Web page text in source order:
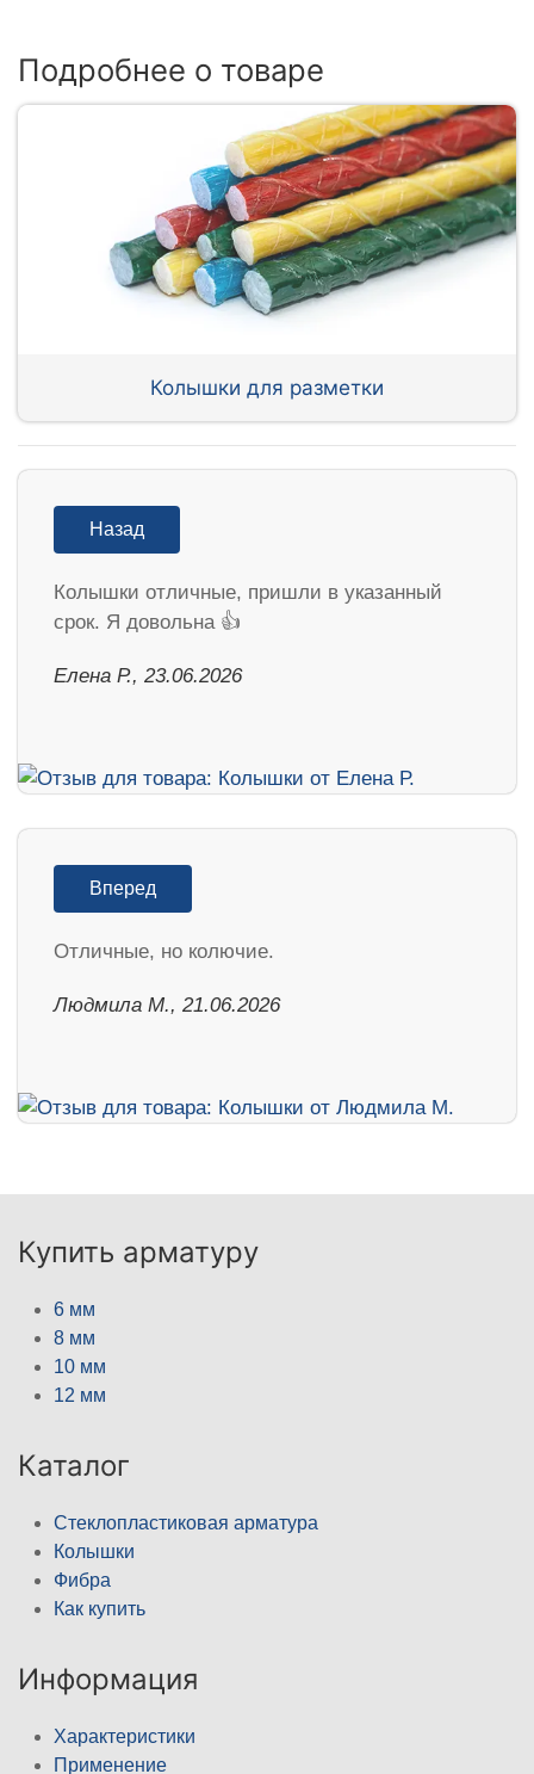
Подробнее о товаре
Колышки для разметки
Назад
Колышки отличные, пришли в указанный
срок. Я довольна 👍
Елена Р., 23.06.2026
Вперед
Отличные, но колючие.
Людмила М., 21.06.2026
Купить арматуру
6 мм
8 мм
10 мм
12 мм
Каталог
Стеклопластиковая арматура
Колышки
Фибра
Как купить
Информация
Характеристики
Применение